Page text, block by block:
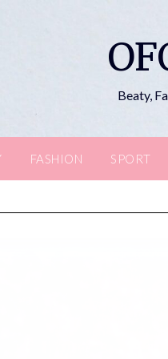
Beaty,
FASHION SPORT